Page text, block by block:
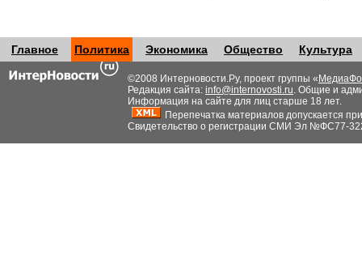
Главное Политика Экономика Общество Культура
©2008 Интерновости.Ру, проект группы «
Редакция сайта: info@internovosti.ru. Общие и
Информация на сайте для лиц старше 18 лет.
Перепечатка материалов допускается
Свидетельство о регистрации СМИ Эл №ФС77-